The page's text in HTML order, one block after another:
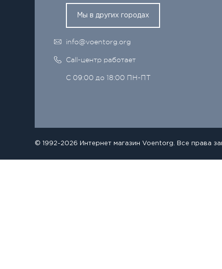
Мы в других городах
info@voentorg.org
Call-центр работает
С 09:00 до 18:00 ПН-ПТ
© 1992-2026 Интернет магазин Voentorg. Все права